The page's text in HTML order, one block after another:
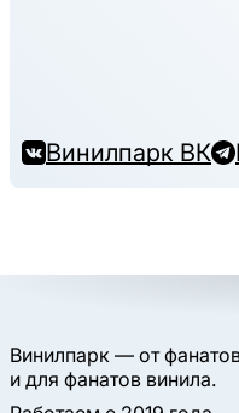
Винилпарк ВК
Винилпарк — от
и для фанатов винила.